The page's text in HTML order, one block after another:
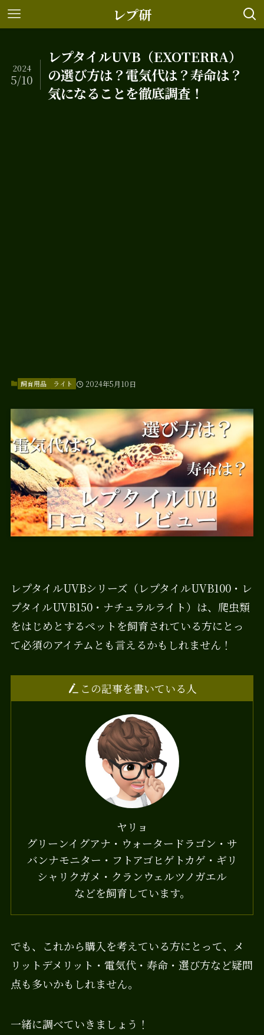
レプ研
レプタイルUVB（EXOTERRA）
の選び方は？電気代は？寿命は？
気になることを徹底調査！
2024
5/10
飼育用品 ライト 2024年5月10日
レプタイルUVBシリーズ（レプタイルUVB100・レ
プタイルUVB150・ナチュラルライト）は、爬虫類
をはじめとするペットを飼育されている方にとっ
て必須のアイテムとも言えるかもしれません！
この記事を書いている人
ヤリョ
グリーンイグアナ・ウォータードラゴン・サ
バンナモニター・フトアゴヒゲトカゲ・ギリ
シャリクガメ・クランウェルツノガエル
などを飼育しています。
でも、これから購入を考えている方にとって、メ
リットデメリット・電気代・寿命・選び方など疑問
点も多いかもしれません。
一緒に調べていきましょう！